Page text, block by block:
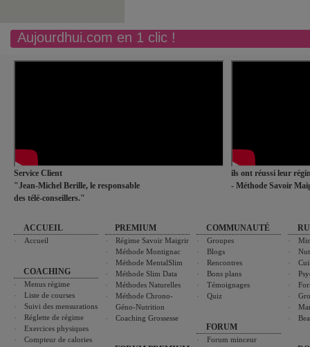
Aujourdhui.com en 1 clic !
Service Client
"Jean-Michel Berille, le responsable
des télé-conseillers."
ils ont réussi leur
- Méthode Savoir
ACCUEIL
Accueil
COACHING
Menus régime
Liste de courses
Suivi des mensurations
Réglette de régime
Exercices physiques
Compteur de calories
PREMIUM
Régime Savoir Maigrir
Méthode Montignac
Méthode MentalSlim
Méthode Slim Data
Méthodes Naturelles
Méthode Chrono-
Géno-Nutrition
Coaching Grossesse
COMMUNAUTÉ
Groupes
Blogs
Rencontres
Bons plans
Témoignages
Quiz
FORUM
Forum minceur